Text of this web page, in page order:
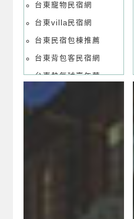
台東寵物民宿網
台東villa民宿網
台東民宿包棟推薦
台東背包客民宿網
台東熱氣球嘉年華
台東民宿國民旅遊卡
專區